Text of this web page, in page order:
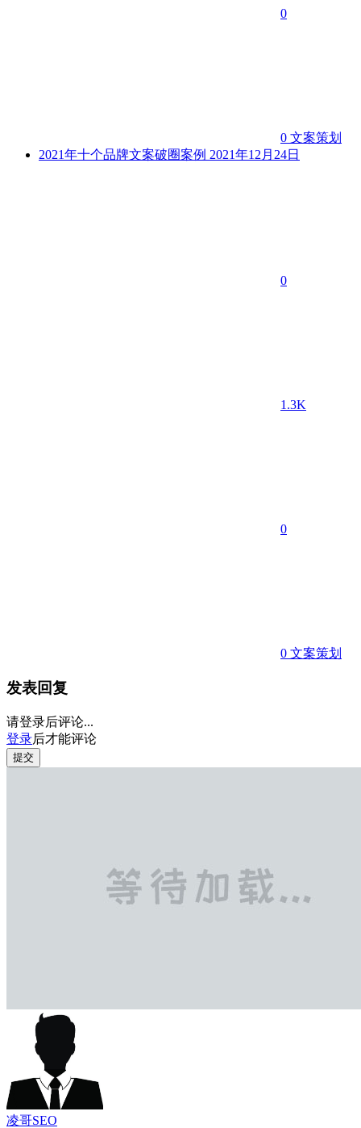
0
0 文案策划
2021年十个品牌文案破圈案例 2021年12月24日
0
1.3K
0
0 文案策划
发表回复
请登录后评论...
登录后才能评论
提交
凌哥SEO